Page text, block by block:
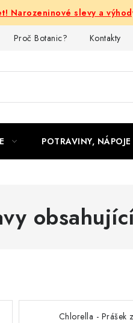
Narozeninové slevy a
Proč Botanic? Kontakty
POTRAVINY, NÁPOJE
Chlorella - Prášek